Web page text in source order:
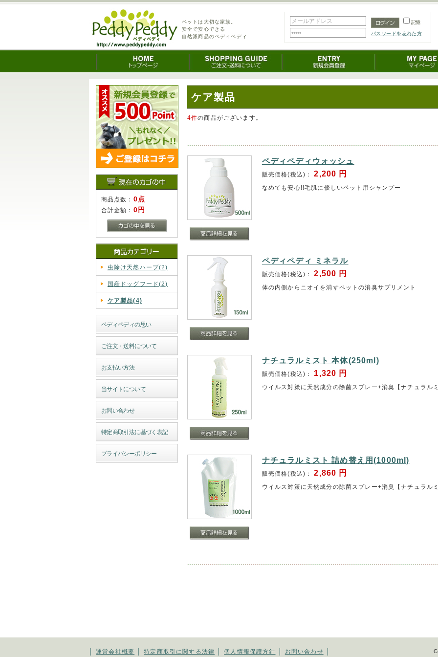
ペットは大切な家族。
安全で安心できる
自然派商品のペディペディ
記憶
パスワードを忘れた方
商品点数： 0点
合計金額： 0円
虫除け天然ハーブ(2)
国産ドッグフード(2)
ケア製品(4)
ペディペディの思い
ご注文・送料について
お支払い方法
当サイトについて
お問い合わせ
特定商取引法に基づく表記
プライバシーポリシー
ケア製品
4件の商品がございます。
ペディペディウォッシュ
販売価格(税込)：2,200 円
なめても安心!!毛肌に優しいペット用シャンプー
ペディペディ ミネラル
販売価格(税込)：2,500 円
体の内側からニオイを消すペットの消臭サプリメント
ナチュラルミスト 本体(250ml)
販売価格(税込)： 1,320 円
ウイルス対策に天然成分の除菌スプレー+消臭【ナチュラル
ナチュラルミスト 詰め替え用(1000ml)
販売価格(税込)：2,860 円
ウイルス対策に天然成分の除菌スプレー+消臭【ナチュラル
運営会社概要 特定商取引に関する法律 個人情報保護方針 お問い合わせ